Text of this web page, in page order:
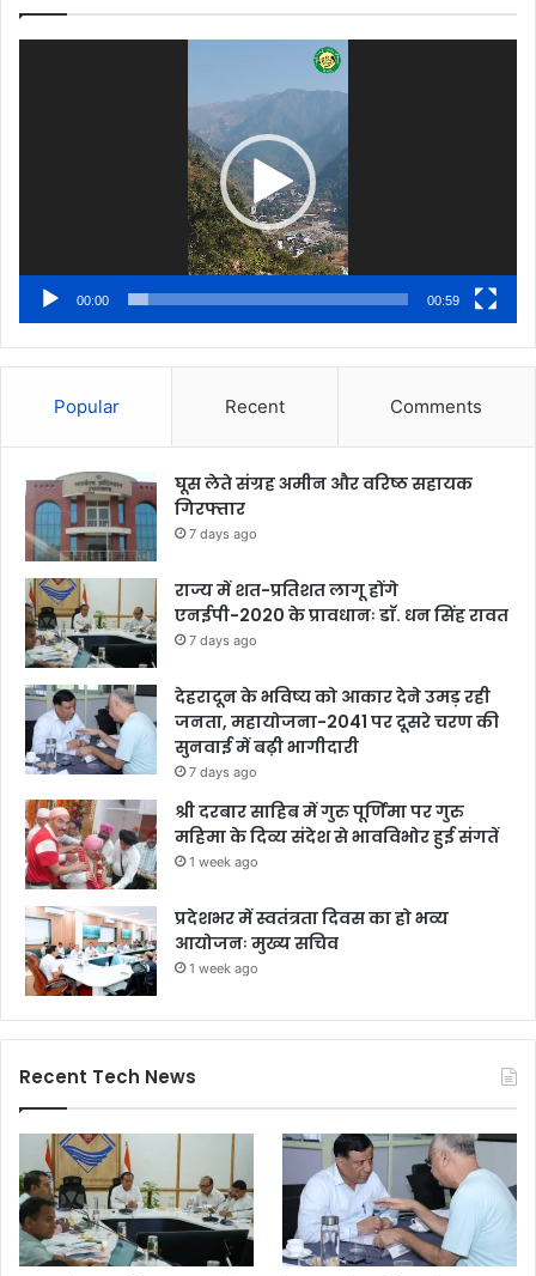
00:00 00:59
Popular Recent Comments
घूस लेते संग्रह अमीन और वरिष्ठ सहायक
गिरफ्तार
7 days ago
राज्य में शत-प्रतिशत लागू होंगे
एनईपी-2020 के प्रावधानः डाॅ. धन सिंह रावत
7 days ago
देहरादून के भविष्य को आकार देने उमड़ रही
जनता, महायोजना-2041 पर दूसरे चरण की
सुनवाई में बढ़ी भागीदारी
7 days ago
श्री दरबार साहिब में गुरु पूर्णिमा पर गुरु
महिमा के दिव्य संदेश से भावविभोर हुई संगतें
1 week ago
प्रदेशभर में स्वतंत्रता दिवस का हो भव्य
आयोजनः मुख्य सचिव
1 week ago
Recent Tech News